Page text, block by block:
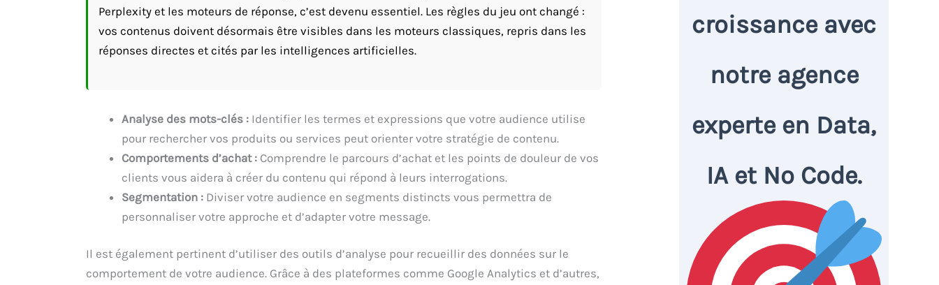
Perplexity et les moteurs de réponse, c’est devenu essentiel. Les règles du jeu ont changé :
vos contenus doivent désormais être visibles dans les moteurs classiques, repris dans les
réponses directes et cités par les intelligences artificielles.
Analyse des mots-clés : Identifier les termes et expressions que votre audience utilise
pour rechercher vos produits ou services peut orienter votre stratégie de contenu.
Comportements d’achat : Comprendre le parcours d’achat et les points de douleur de vos
clients vous aidera à créer du contenu qui répond à leurs interrogations.
Segmentation : Diviser votre audience en segments distincts vous permettra de
personnaliser votre approche et d’adapter votre message.
Il est également pertinent d’utiliser des outils d’analyse pour recueillir des données sur le
comportement de votre audience. Grâce à des plateformes comme Google Analytics et d’autres,
croissance avec
notre agence
experte en Data,
IA et No Code.